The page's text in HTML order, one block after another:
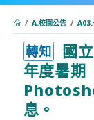
/ A.校園公告 / A03.
轉知
國
年度暑期
息。